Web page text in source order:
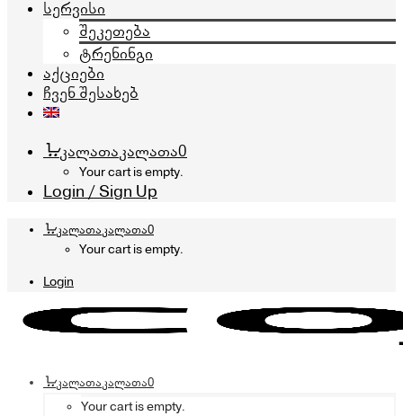
სერვისი
შეკეთება
ტრენინგი
აქციები
ჩვენ შესახებ
კალათაკალათა0
Your cart is empty.
Login / Sign Up
კალათაკალათა0
Your cart is empty.
Login
კალათაკალათა0
Your cart is empty.